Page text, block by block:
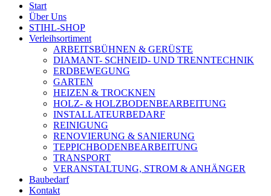
Start
Über Uns
STIHL-SHOP
Verleihsortiment
ARBEITSBÜHNEN & GERÜSTE
DIAMANT- SCHNEID- UND TRENNTECHNIK
ERDBEWEGUNG
GARTEN
HEIZEN & TROCKNEN
HOLZ- & HOLZBODENBEARBEITUNG
INSTALLATEURBEDARF
REINIGUNG
RENOVIERUNG & SANIERUNG
TEPPICHBODENBEARBEITUNG
TRANSPORT
VERANSTALTUNG, STROM & ANHÄNGER
Baubedarf
Kontakt